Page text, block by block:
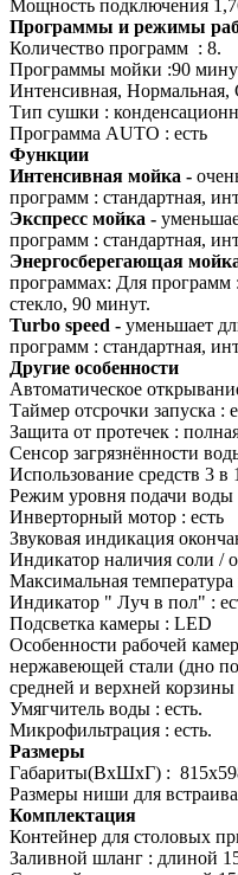
Мощность подключения
Программы и режимы
Количество программ : 8.
Программы мойки :90
Интенсивная, Нормальная,
Тип сушки :
Программа AUTO : есть
Функции
Интенсивная мойка -
программ : стандартная,
Экспресс мойка -
программ : стандартная,
Энергосберегающая
программах: Для программ
стекло, 90 минут.
Turbo speed - уменьшает
программ : стандартная,
Другие особенности
Автоматическое
Таймер отсрочки запуска :
Защита от протечек :
Сенсор загрязнённости
Использование средств 3 в
Режим уровня подачи воды
Инверторный мотор : есть
Звуковая индикация
Индикатор наличия соли /
Максимальная
Индикатор " Луч в пол" :
Подсветка камеры : LED
Особенности рабочей
нержавеющей стали (дно
средней и верхней
Умягчитель воды : есть.
Микрофильтрация : есть.
Размеры
Габариты(ВхШхГ) :
Размеры ниши для
Комплектация
Контейнер для столовых
Заливной шланг : длиной